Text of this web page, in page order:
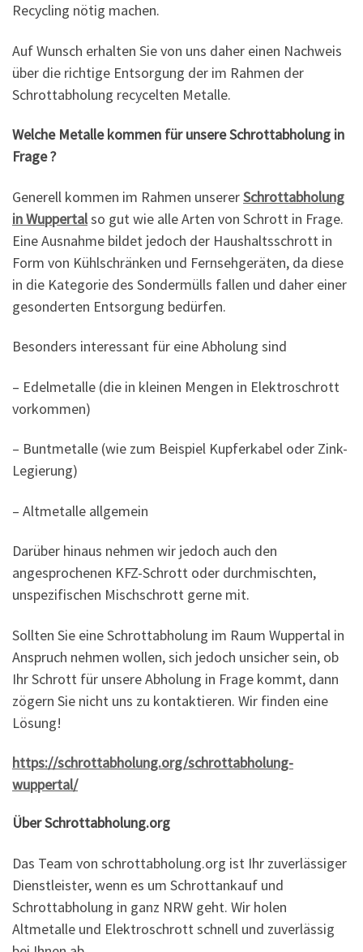
Recycling nötig machen.
Auf Wunsch erhalten Sie von uns daher einen Nachweis
über die richtige Entsorgung der im Rahmen der
Schrottabholung recycelten Metalle.
Welche Metalle kommen für unsere Schrottabholung in
Frage ?
Generell kommen im Rahmen unsererSchrottabholung
in Wuppertalso gut wie alle Arten von Schrott in Frage.
Eine Ausnahme bildet jedoch der Haushaltsschrott in
Form von Kühlschränken und Fernsehgeräten, da diese
in die Kategorie des Sondermülls fallen und daher einer
gesonderten Entsorgung bedürfen.
Besonders interessant für eine Abholung sind
– Edelmetalle (die in kleinen Mengen in Elektroschrott
vorkommen)
– Buntmetalle (wie zum Beispiel Kupferkabel oder Zink-
Legierung)
– Altmetalle allgemein
Darüber hinaus nehmen wir jedoch auch den
angesprochenen KFZ-Schrott oder durchmischten,
unspezifischen Mischschrott gerne mit.
Sollten Sie eine Schrottabholung im Raum Wuppertal in
Anspruch nehmen wollen, sich jedoch unsicher sein, ob
Ihr Schrott für unsere Abholung in Frage kommt, dann
zögern Sie nicht uns zu kontaktieren. Wir finden eine
Lösung!
https://schrottabholung.org/schrottabholung-
wuppertal/
Über Schrottabholung.org
Das Team von schrottabholung.org ist Ihr zuverlässiger
Dienstleister, wenn es um Schrottankauf und
Schrottabholung in ganz NRW geht. Wir holen
Altmetalle und Elektroschrott schnell und zuverlässig